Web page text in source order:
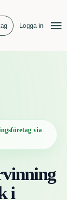
Logga in
via
i